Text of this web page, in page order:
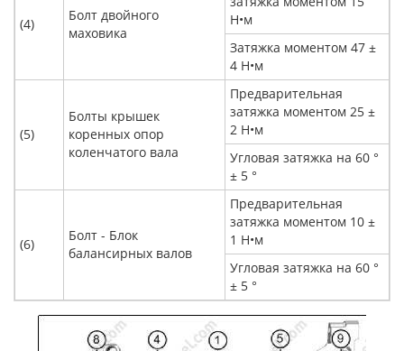
(4)
Болт двойного
маховика
Н•м
Затяжка моментом 47 ±
4 Н•м
(5)
Болты крышек
коренных опор
коленчатого вала
Предварительная
затяжка моментом 25 ±
2 Н•м
Угловая затяжка на 60 °
± 5 °
(6)
Болт - Блок
балансирных валов
Предварительная
затяжка моментом 10 ±
1 Н•м
Угловая затяжка на 60 °
± 5 °